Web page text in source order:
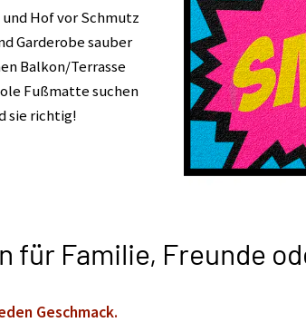
Hof vor Schmutz
Garderobe sauber
Balkon/Terrasse
Fußmatte suchen
sie richtig!
für Familie, Freunde
Geschmack.